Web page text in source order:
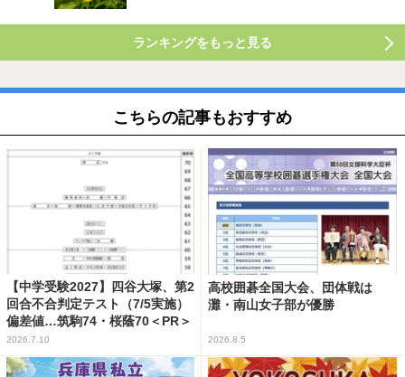
ランキングをもっと見る
こちらの記事もおすすめ
【中学受験2027】四谷大塚、第2
回合不合判定テスト（7/5実施）
偏差値…筑駒74・桜蔭70＜PR＞
2026.7.10
高校囲碁全国大会、団体戦は
灘・南山女子部が優勝
2026.8.5